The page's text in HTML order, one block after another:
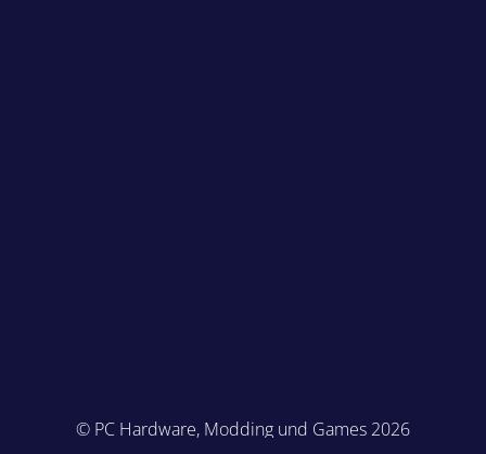
© PC Hardware, Modding und Games 2026